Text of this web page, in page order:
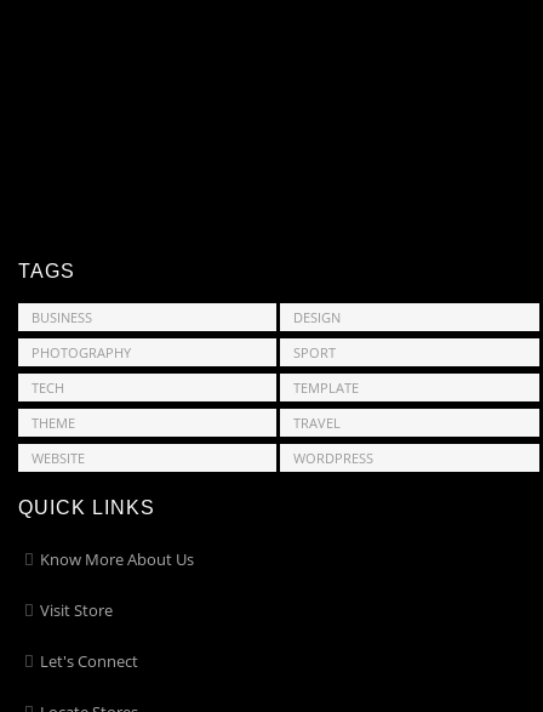
TAGS
BUSINESS
DESIGN
PHOTOGRAPHY
SPORT
TECH
TEMPLATE
THEME
TRAVEL
WEBSITE
WORDPRESS
QUICK LINKS
Know More About Us
Visit Store
Let's Connect